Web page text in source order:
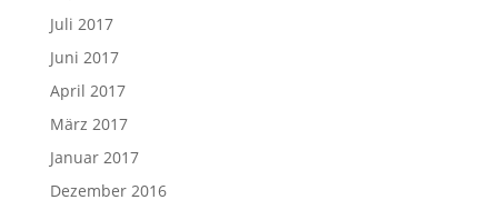
Juli 2017
Juni 2017
April 2017
März 2017
Januar 2017
Dezember 2016